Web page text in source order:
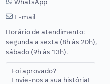
WhatsApp
E-mail
Horário de atendimento:
segunda a sexta (8h às 20h),
sábado (9h às 13h).
Foi aprovado?
Envie-nos a sua história!